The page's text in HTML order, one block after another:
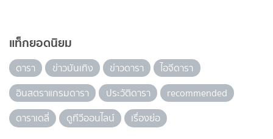
แท็กยอดนิยม
ดารา ข่าวบันเทิง ข่าวดารา
ไอจีดารา
อินสตราแกรมดารา
ประวัติดารา
recommended
ดาราเดลี่
ดูทีวีออนไลน์ เรื่องย่อ